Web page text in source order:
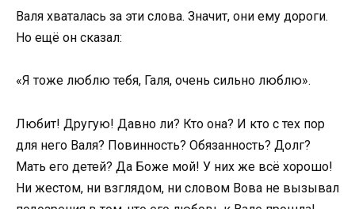
Валя хваталась за эти слова. Значит, они ему дороги.
Но ещё он сказал:
«Я тоже люблю тебя, Галя, очень сильно люблю».
Любит! Другую! Давно ли? Кто она? И кто с тех пор
для него Валя? Повинность? Обязанность? Долг?
Мать его детей? Да Боже мой! У них же всё хорошо!
Ни жестом, ни взглядом, ни словом Вова не вызывал